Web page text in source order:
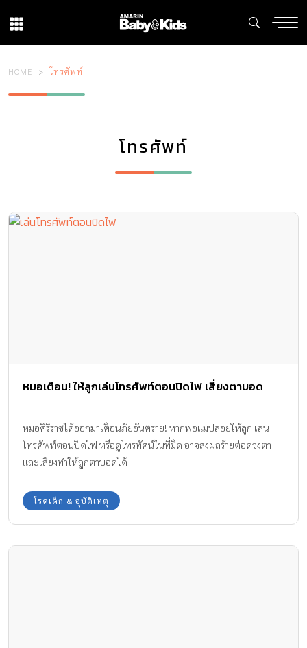
HOME โทรศัพท์
โทรศัพท์
หมอเตือน! ให้ลูกเล่นโทรศัพท์ตอนปิดไฟ เสี่ยงตาบอด
หมอศิริราชได้ออกมาเตือนภัยอันตราย! หากพ่อแม่ปล่อยให้ลูก เล่น
โทรศัพท์ตอนปิดไฟ หรือดูโทรทัศน์ในที่มืด อาจส่งผลร้ายต่อดวงตา
และเสี่ยงทำให้ลูกตาบอดได้
โรคเด็ก & อุบัติเหตุ